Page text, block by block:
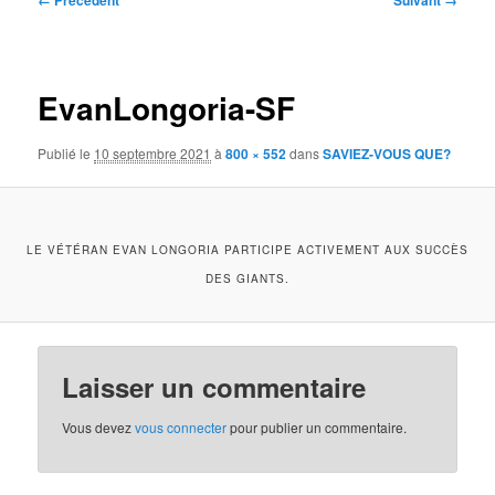
EvanLongoria-SF
Publié le 10 septembre 2021 à800 × 552dansSAVIEZ-VOUS QUE?
LE VÉTÉRAN EVAN LONGORIA PARTICIPE ACTIVEMENT AUX SUCCÈS
DES GIANTS.
Laisser un commentaire
Vous devezvous connecterpour publier un commentaire.